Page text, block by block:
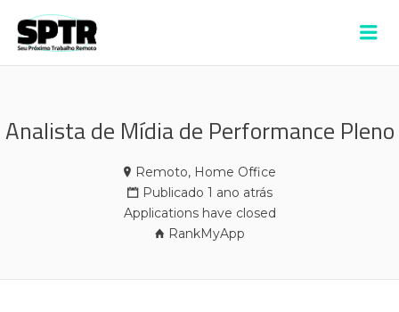
Analista de Mídia de Performance Pleno
Remoto, Home Office
Publicado 1 ano atrás
Applications have closed
RankMyApp